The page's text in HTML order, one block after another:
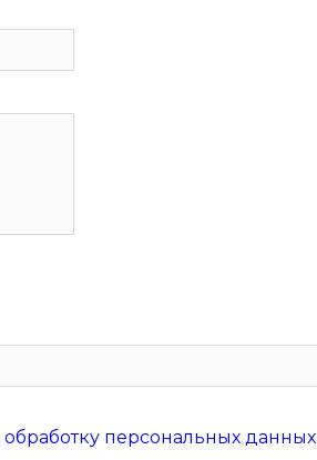
обработку персональных данных